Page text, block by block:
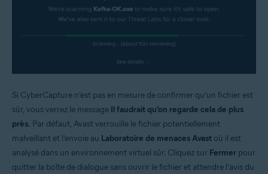
Si CyberCapture n’est pas en mesure de confirmer qu’un fichier est
sûr, vous verrez le message Il faudrait qu’on regarde cela de plus
près. Par défaut, Avast verrouille le fichier potentiellement
malveillant et l’envoie au Laboratoire de menaces Avast où il est
analysé dans un environnement virtuel sûr. Cliquez sur Fermer pour
quitter la boîte de dialogue sans ouvrir le fichier et attendre l’avis du